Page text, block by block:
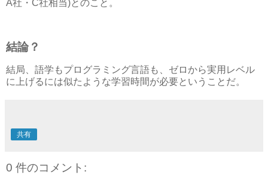
A社・C社相当)とのこと。
結論？
結局、語学もプログラミング言語も、ゼロから実用レベル
に上げるには似たような学習時間が必要ということだ。
共有
0 件のコメント: